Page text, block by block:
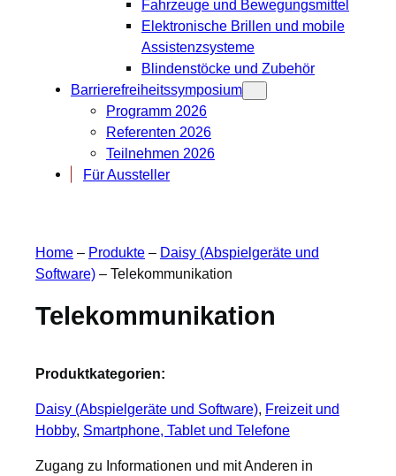
Fahrzeuge und Bewegungsmittel
Elektronische Brillen und mobile
Assistenzsysteme
Blindenstöcke und Zubehör
Barrierefreiheitssymposium
Programm 2026
Referenten 2026
Teilnehmen 2026
Für Aussteller
Home – Produkte – Daisy (Abspielgeräte und
Software) – Telekommunikation
Telekommunikation
Produktkategorien:
Daisy (Abspielgeräte und Software), Freizeit und
Hobby, Smartphone, Tablet und Telefone
Zugang zu Informationen und mit Anderen in